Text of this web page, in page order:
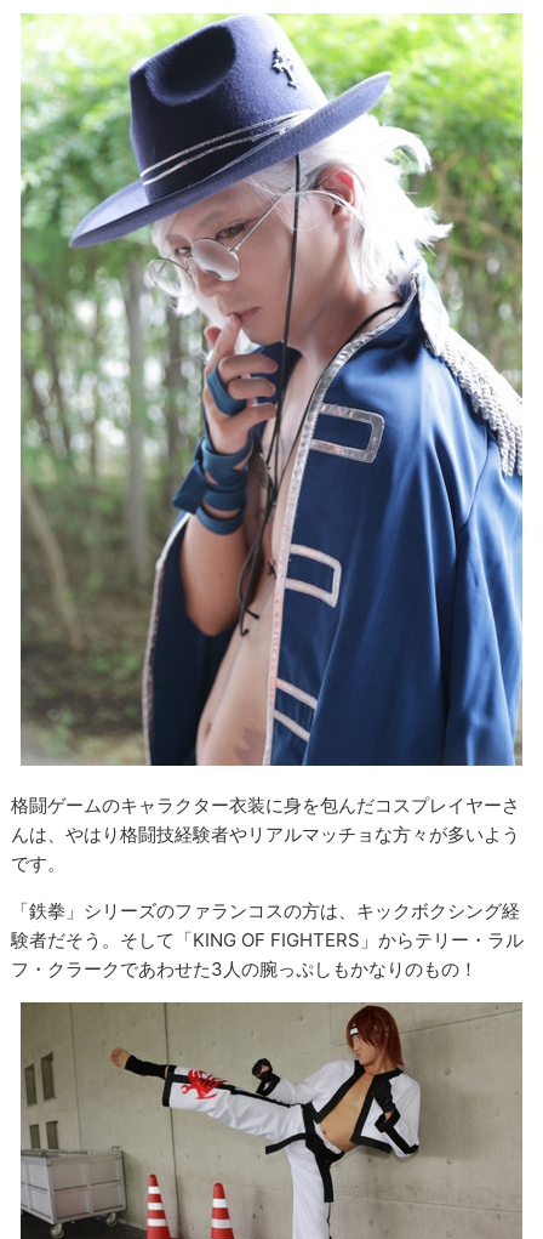
格闘ゲームのキャラクター衣装に身を包んだコスプレイヤーさ
んは、やはり格闘技経験者やリアルマッチョな方々が多いよう
です。
「鉄拳」シリーズのファランコスの方は、キックボクシング経
験者だそう。そして「KING OF FIGHTERS」からテリー・ラル
フ・クラークであわせた3人の腕っぷしもかなりのもの！